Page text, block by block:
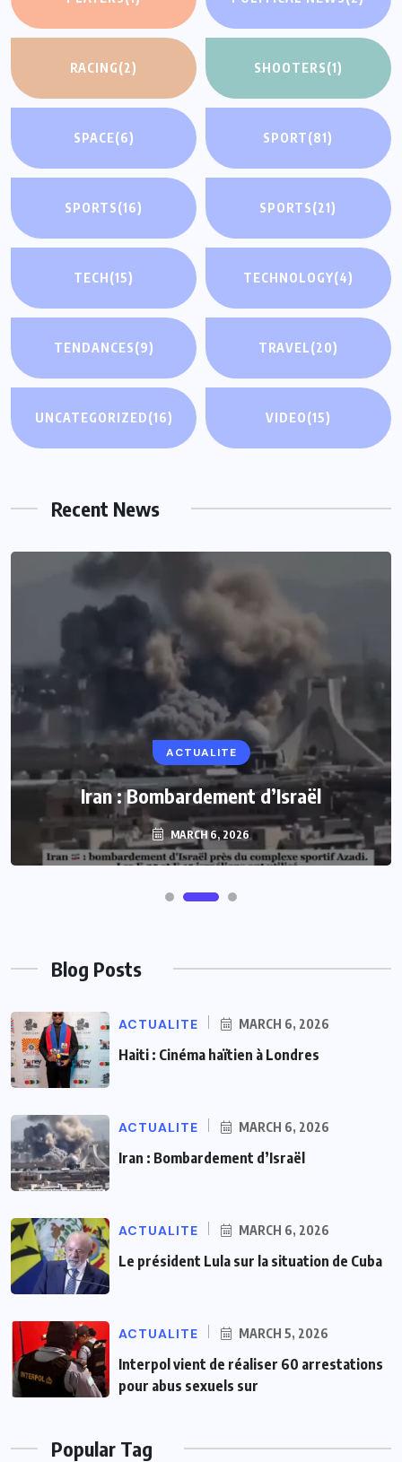
RACING(2) SHOOTERS(1)
SPACE(6) SPORT(81)
SPORTS(16) SPORTS(21)
TECH(15) TECHNOLOGY(4)
TENDANCES(9) TRAVEL(20)
UNCATEGORIZED(16) VIDEO(15)
Recent News
ACTUALITE
Iran : Bombardement d’Israël
MARCH 6, 2026
Blog Posts
ACTUALITE MARCH 6, 2026
Haiti : Cinéma haïtien à Londres
ACTUALITE MARCH 6, 2026
Iran : Bombardement d’Israël
ACTUALITE MARCH 6, 2026
Le président Lula sur la situation de Cuba
ACTUALITE MARCH 5, 2026
Interpol vient de réaliser 60 arrestations
pour abus sexuels sur
Popular Tag